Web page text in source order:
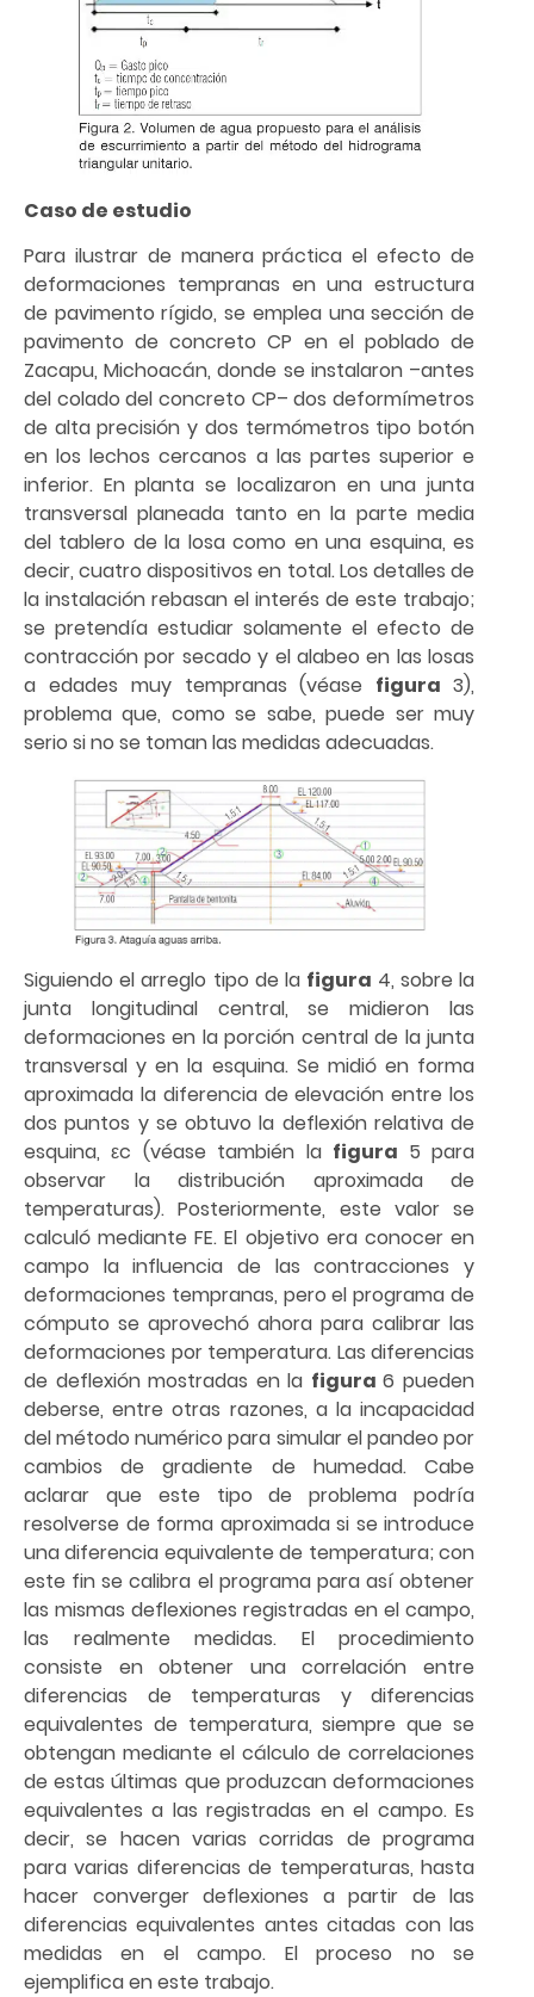
Caso de estudio
Para ilustrar de manera práctica el efecto de
deformaciones tempranas en una estructura
de pavimento rígido, se emplea una sección de
pavimento de concreto CP en el poblado de
Zacapu, Michoacán, donde se instalaron –antes
del colado del concreto CP– dos deformímetros
de alta precisión y dos termómetros tipo botón
en los lechos cercanos a las partes superior e
inferior. En planta se localizaron en una junta
transversal planeada tanto en la parte media
del tablero de la losa como en una esquina, es
decir, cuatro dispositivos en total. Los detalles de
la instalación rebasan el interés de este trabajo;
se pretendía estudiar solamente el efecto de
contracción por secado y el alabeo en las losas
a edades muy tempranas (véase figura3),
problema que, como se sabe, puede ser muy
serio si no se toman las medidas adecuadas.
Siguiendo el arreglo tipo de la figura 4, sobre la
junta longitudinal central, se midieron las
deformaciones en la porción central de la junta
transversal y en la esquina. Se midió en forma
aproximada la diferencia de elevación entre los
dos puntos y se obtuvo la deflexión relativa de
esquina, εc (véase también la figura 5 para
observar la distribución aproximada de
temperaturas). Posteriormente, este valor se
calculó mediante FE. El objetivo era conocer en
campo la influencia de las contracciones y
deformaciones tempranas, pero el programa de
cómputo se aprovechó ahora para calibrar las
deformaciones por temperatura. Las diferencias
de deflexión mostradas en la figura6 pueden
deberse, entre otras razones, a la incapacidad
del método numérico para simular el pandeo por
cambios de gradiente de humedad. Cabe
aclarar que este tipo de problema podría
resolverse de forma aproximada si se introduce
una diferencia equivalente de temperatura; con
este fin se calibra el programa para así obtener
las mismas deflexiones registradas en el campo,
las realmente medidas. El procedimiento
consiste en obtener una correlación entre
diferencias de temperaturas y diferencias
equivalentes de temperatura, siempre que se
obtengan mediante el cálculo de correlaciones
de estas últimas que produzcan deformaciones
equivalentes a las registradas en el campo. Es
decir, se hacen varias corridas de programa
para varias diferencias de temperaturas, hasta
hacer converger deflexiones a partir de las
diferencias equivalentes antes citadas con las
medidas en el campo. El proceso no se
ejemplifica en este trabajo.